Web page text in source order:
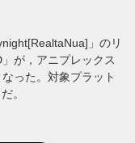
」のリ
が，アニプレックス
った。対象プラット
。